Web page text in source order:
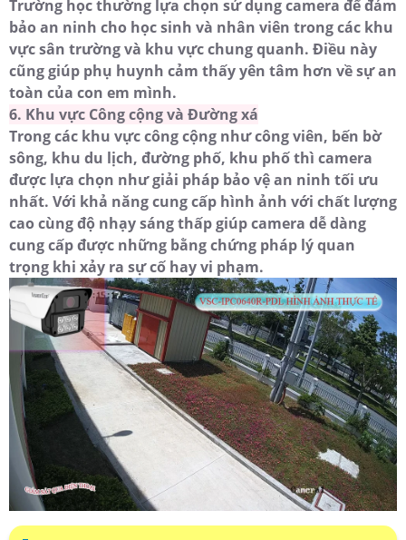
Trường học thường lựa chọn sử dụng camera để đảm
bảo an ninh cho học sinh và nhân viên trong các khu
vực sân trường và khu vực chung quanh. Điều này
cũng giúp phụ huynh cảm thấy yên tâm hơn về sự an
toàn của con em mình.
6. Khu vực Công cộng và Đường xá
Trong các khu vực công cộng như công viên, bến bờ
sông, khu du lịch, đường phố, khu phố thì camera
được lựa chọn như giải pháp bảo vệ an ninh tối ưu
nhất. Với khả năng cung cấp hình ảnh với chất lượng
cao cùng độ nhạy sáng thấp giúp camera dễ dàng
cung cấp được những bằng chứng pháp lý quan
trọng khi xảy ra sự cố hay vi phạm.